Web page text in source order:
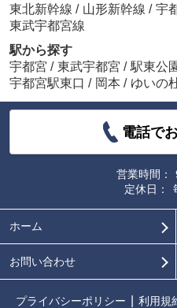
東北新幹線 / 山形新幹線 / 宇
東武宇都宮線
駅から探す
宇都宮 / 東武宇都宮 / 駅東公
宇都宮駅東口 / 岡本 / ゆいの
電話で
営業時間：
定休日：
ホーム
お問い合わせ
プライバシーポリシー 利用規